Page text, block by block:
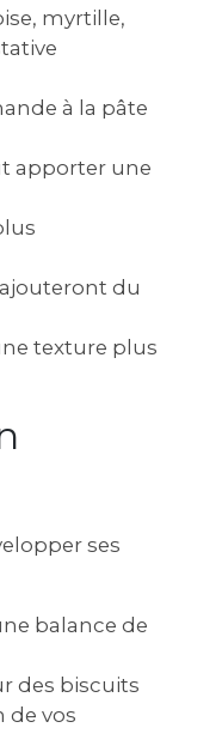
myrtille,
à la pâte
apporter une
du
texture plus
ses
balance de
des biscuits
de vos